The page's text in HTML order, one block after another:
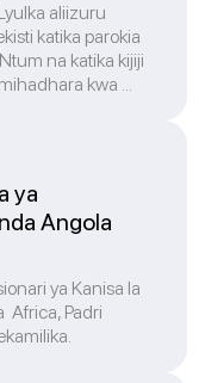
aliizuru
katika parokia
na katika kijiji
kwa ...
ya
Angola
ya Kanisa la
Africa, Padri